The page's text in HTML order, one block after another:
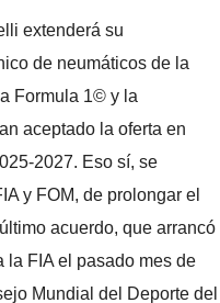
extenderá su
de neumáticos de la
Formula 1© y la
aceptado la oferta en
2027. Eso sí, se
y FOM, de prolongar el
acuerdo, que arrancó
la FIA el pasado mes de
Mundial del Deporte del